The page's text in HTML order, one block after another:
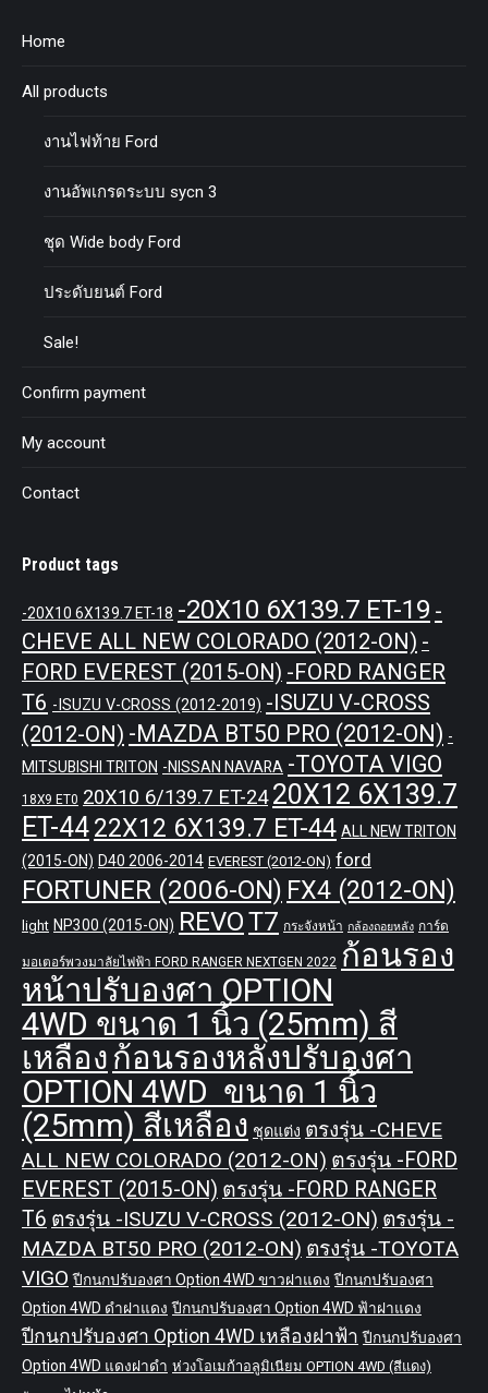
Home
All products
งานไฟท้าย Ford
งานอัพเกรดระบบ sycn 3
ชุด Wide body Ford
ประดับยนต์ Ford
Sale!
Confirm payment
My account
Contact
Product tags
-20X10 6X139.7 ET-18 -20X10 6X139.7 ET-19 -
CHEVE ALL NEW COLORADO (2012-ON) -
FORD EVEREST (2015-ON) -FORD RANGER
T6 -ISUZU V-CROSS (2012-2019) -ISUZU V-CROSS
(2012-ON) -MAZDA BT50 PRO (2012-ON) -
MITSUBISHI TRITON -NISSAN NAVARA -TOYOTA VIGO
18X9 ET0 20X10 6/139.7 ET-24 20X12 6X139.7
ET-4422X12 6X139.7 ET-44 ALL NEW TRITON
(2015-ON) D40 2006-2014 EVEREST (2012-ON) ford
FORTUNER (2006-ON) FX4 (2012-ON)
light NP300 (2015-ON) REVOT7 กระจังหน้า กล้องถอยหลัง การ์ด
มอเตอร์พวงมาลัยไฟฟ้า FORD RANGER NEXTGEN 2022 ก้อนรอง
หน้าปรับองศา OPTION
4WD ขนาด 1 นิ้ว (25mm) สี
เหลือง ก้อนรองหลังปรับองศา
OPTION 4WD ขนาด 1 นิ้ว
(25mm) สีเหลือง ชุดแต่ง ตรงรุ่น -CHEVE
ALL NEW COLORADO (2012-ON) ตรงรุ่น -FORD
EVEREST (2015-ON) ตรงรุ่น -FORD RANGER
T6 ตรงรุ่น -ISUZU V-CROSS (2012-ON) ตรงรุ่น -
MAZDA BT50 PRO (2012-ON) ตรงรุ่น -TOYOTA
VIGO ปีกนกปรับองศา Option 4WD ขาวฝาแดง ปีกนกปรับองศา
Option 4WD ดำฝาแดง ปีกนกปรับองศา Option 4WD ฟ้าฝาแดง
ปีกนกปรับองศา Option 4WD เหลืองฝาฟ้า ปีกนกปรับองศา
Option 4WD แดงฝาดำ ห่วงโอเมก้าอลูมิเนียม OPTION 4WD (สีแดง)